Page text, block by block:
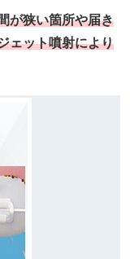
が狭い箇所や届き
ェット噴射により